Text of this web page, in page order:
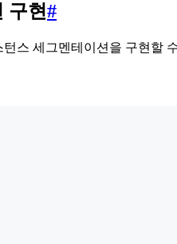
구현#
스 세그멘테이션을 구현할